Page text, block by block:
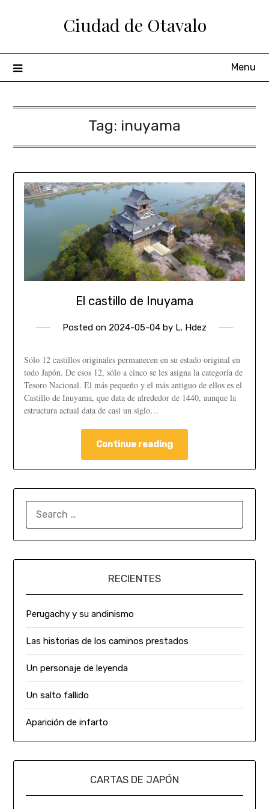
Ciudad de Otavalo
Menu
Tag: inuyama
El castillo de Inuyama
Posted on 2024-05-04 by L. Hdez
Sólo 12 castillos originales permanecen en su estado original en
todo Japón. De esos 12, sólo a cinco se les asigna la categoría de
Tesoro Nacional. El más pequeño y el más antiguo de ellos es el
Castillo de Inuyama, que data de alrededor de 1440, aunque la
estructura actual data de casi un siglo…
Continue reading
RECIENTES
Perugachy y su andinismo
Las historias de los caminos prestados
Un personaje de leyenda
Un salto fallido
Aparición de infarto
CARTAS DE JAPÓN